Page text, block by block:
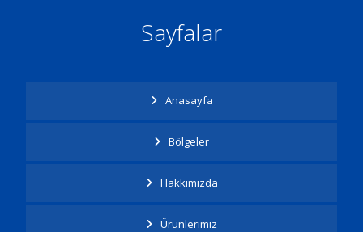
Sayfalar
Anasayfa
Bölgeler
Hakkımızda
Ürünlerimiz